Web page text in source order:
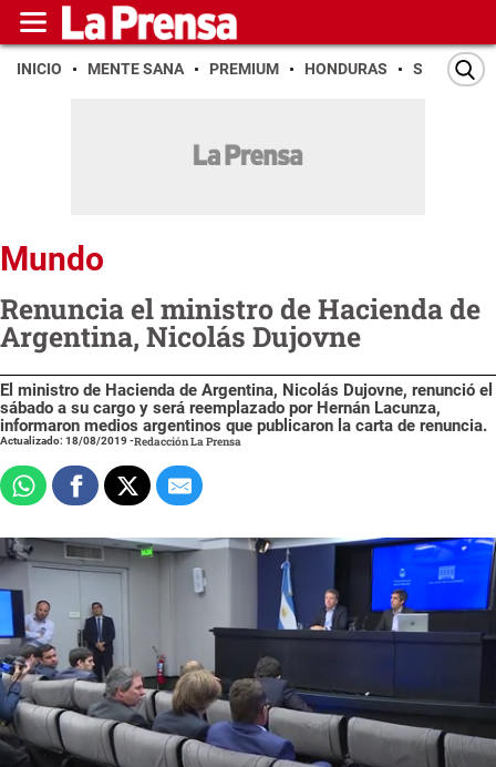
INICIO MENTE SANA PREMIUM HONDURAS SAN PEDRO
Mundo
Renuncia el ministro de Hacienda de
Argentina, Nicolás Dujovne
El ministro de Hacienda de Argentina, Nicolás Dujovne, renunció el
sábado a su cargo y será reemplazado por Hernán Lacunza,
informaron medios argentinos que publicaron la carta de renuncia.
Actualizado: 18/08/2019-Redacción La Prensa